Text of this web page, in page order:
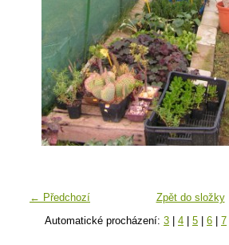
← Předchozí
Zpět do složky
Automatické procházení: 3 4 5 6 7